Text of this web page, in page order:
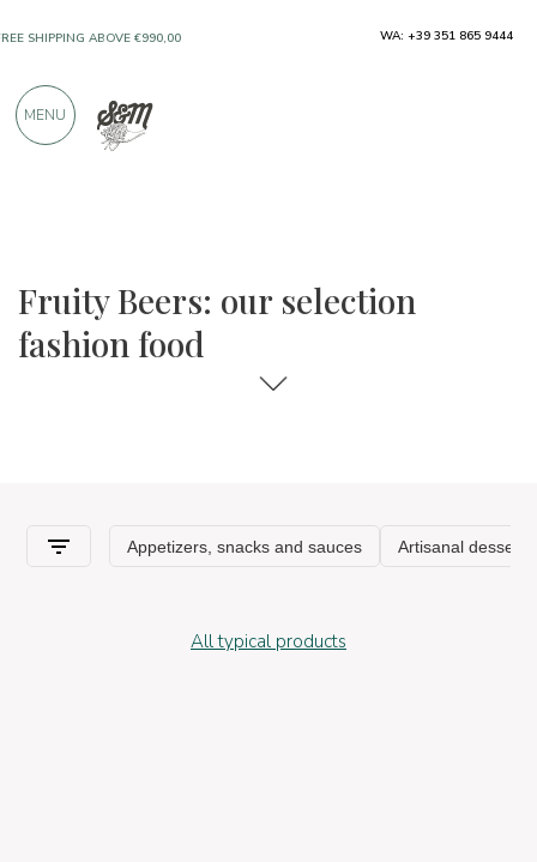
Fruity Beers: our selection
fashion food
All typical products
SHIPPING ABOVE €990,00
PRODUCTS FROM EXCELLENT
WA: +39 351 865 9444
MENU